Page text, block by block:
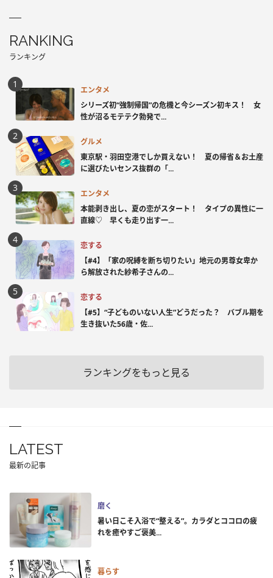
RANKING
ランキング
エンタメ
シリーズ初“強制帰国”の危機と今シーズン初キス！ 女
性が沼るモテテク勃発で...
グルメ
東京駅・羽田空港でしか買えない！ 夏の帰省＆お土産
に選びたいセンス抜群の「...
エンタメ
本能剥き出し、夏の恋がスタート！ タイプの異性に一
直線♡ 早くも走り出す一...
恋する
【#4】「家の呪縛を断ち切りたい」地元の男尊女卑か
ら解放された紗希子さんの...
恋する
【#5】“子どものいない人生”どうだった？ バブル期を
生き抜いた56歳・佐...
ランキングをもっと見る
LATEST
最新の記事
磨く
暑い日こそ入浴で“整える”。カラダとココロの疲
れを癒やすご褒美...
暮らす